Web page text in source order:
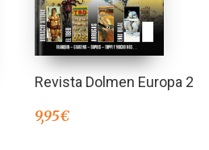
Revista Dolmen Europa 2
9,95€